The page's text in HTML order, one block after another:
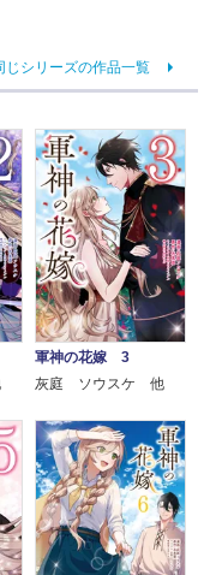
じシリーズの作品一覧
軍神の花嫁 3
灰庭 ソウスケ 他